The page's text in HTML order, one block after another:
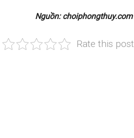
Nguồn: choiphongthuy.com
Rate this post